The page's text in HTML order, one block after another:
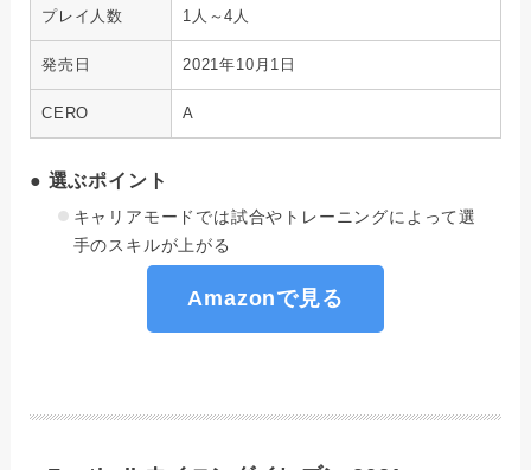
プレイ人数 1人～4人
発売日 2021年10月1日
CERO A
● 選ぶポイント
キャリアモードでは試合やトレーニングによって選
手のスキルが上がる
Amazonで見る